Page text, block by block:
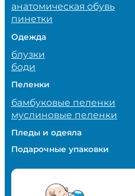
анатомическая обувь
пинетки
Одежда
блузки
боди
Пеленки
бамбуковые пеленки
муслиновые пеленки
Пледы и одеяла
Подарочные упаковки